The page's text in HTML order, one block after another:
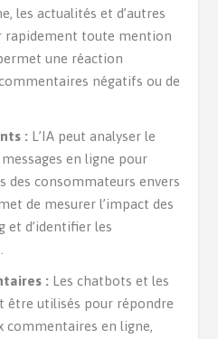
les actualités et d’autres
rapidement toute mention
une réaction
négatifs ou de
:L’IA peut analyser le
en ligne pour
des consommateurs envers
de mesurer l’impact des
et d’identifier les
:Les chatbots et les
être utilisés pour répondre
commentaires en ligne,